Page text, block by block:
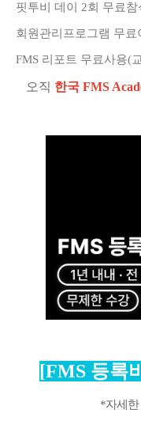
핏투비 데이 2회 무료
회원관리프로그램 무료
FMS 리포트 무료사용(
오직 한국 FMS
[FMS 등록
*자세